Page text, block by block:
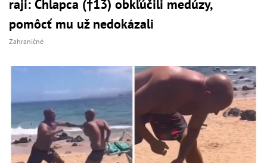
raji: Chlapca (†13) obkľúčili medúzy,
pomôcť mu už nedokázali
Zahraničné